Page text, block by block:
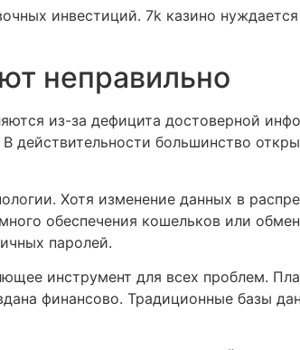
инвестиций. 7k казино
неправильно
из-за дефицита достоверной
действительности большинство
Хотя изменение данных в
обеспечения кошельков или
паролей.
инструмент для всех проблем.
финансово. Традиционные базы